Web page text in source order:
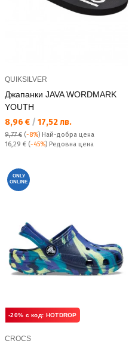
QUIKSILVER
Джапанки JAVA WORDMARK
YOUTH
Текуща цена:
8,96 € / 17,52 лв.
9,77 € (-8%) Най-добра цена
Редовна цена:
16,29 € (-45%) Редовна цена
ONLY
ONLINE
-20% с код: HOTDROP
CROCS